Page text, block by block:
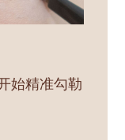
始精准勾勒